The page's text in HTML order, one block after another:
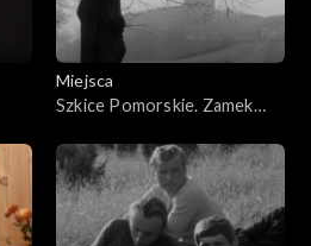
Miejsca
Szkice Pomorskie. Zamek